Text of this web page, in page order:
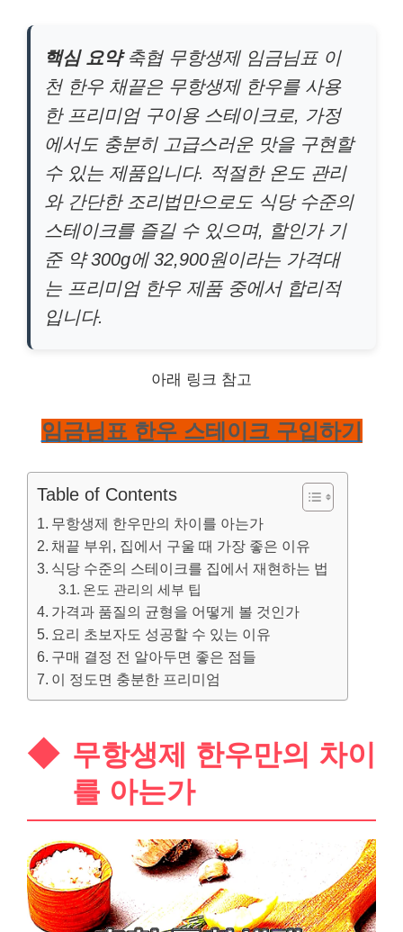
핵심 요약축협 무항생제 임금님표 이
천 한우 채끝은 무항생제 한우를 사용
한 프리미엄 구이용 스테이크로, 가정
에서도 충분히 고급스러운 맛을 구현할
수 있는 제품입니다. 적절한 온도 관리
와 간단한 조리법만으로도 식당 수준의
스테이크를 즐길 수 있으며, 할인가 기
준 약 300g에 32,900원이라는 가격대
는 프리미엄 한우 제품 중에서 합리적
입니다.
아래 링크 참고
임금님표 한우 스테이크 구입하기
Table of Contents
무항생제 한우만의 차이를 아는가
채끝 부위, 집에서 구울 때 가장 좋은 이유
식당 수준의 스테이크를 집에서 재현하는 법
온도 관리의 세부 팁
가격과 품질의 균형을 어떻게 볼 것인가
요리 초보자도 성공할 수 있는 이유
구매 결정 전 알아두면 좋은 점들
이 정도면 충분한 프리미엄
무항생제 한우만의 차이
를 아는가